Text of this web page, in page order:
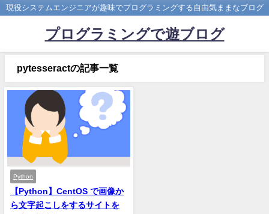
現役システムエンジニアが趣味でプログラミングする自由気ままなブログ
プログラミングで遊ブログ
pytesseractの記事一覧
Python
【Python】CentOS で画像か
ら文字起こしをするサイトを